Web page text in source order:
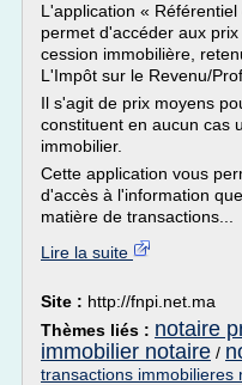
L'application «
permet d'accéder aux
cession immobilière,
L'Impôt sur le Revenu/
Il s'agit de prix moyens
constituent en aucun cas
immobilier.
Cette application vous
d'accès à l'information
matière de transactions...
Lire la suite
Site : http://fnpi.net.ma
Thèmes liés : notaire
immobilier notaire /
transactions immobilieres